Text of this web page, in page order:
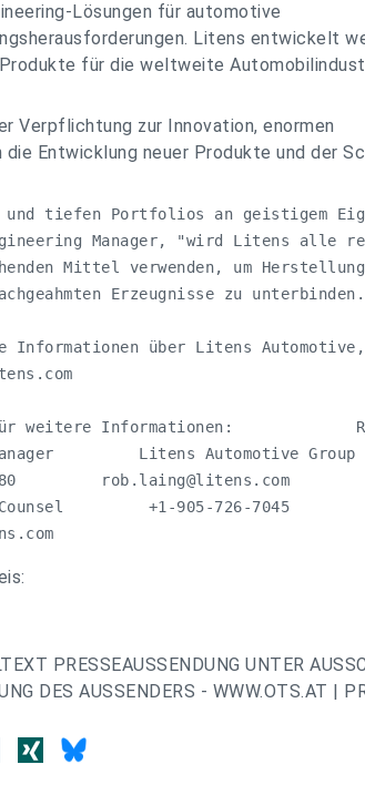
Lösungen für automotive
Litens entwickelt
für die weltweite
Verpflichtung zur Innovation, enormen
Entwicklung neuer Produkte und der
und tiefen Portfolios an geistigem
Manager, "wird Litens alle
Mittel verwenden, um
Erzeugnisse zu
Informationen über Litens
weitere Informationen:
Manager         Litens Automotive
4880
rob.laing@litens.com
PRESSEAUSSENDUNG UNTER
DES AUSSENDERS - WWW.OTS.AT |